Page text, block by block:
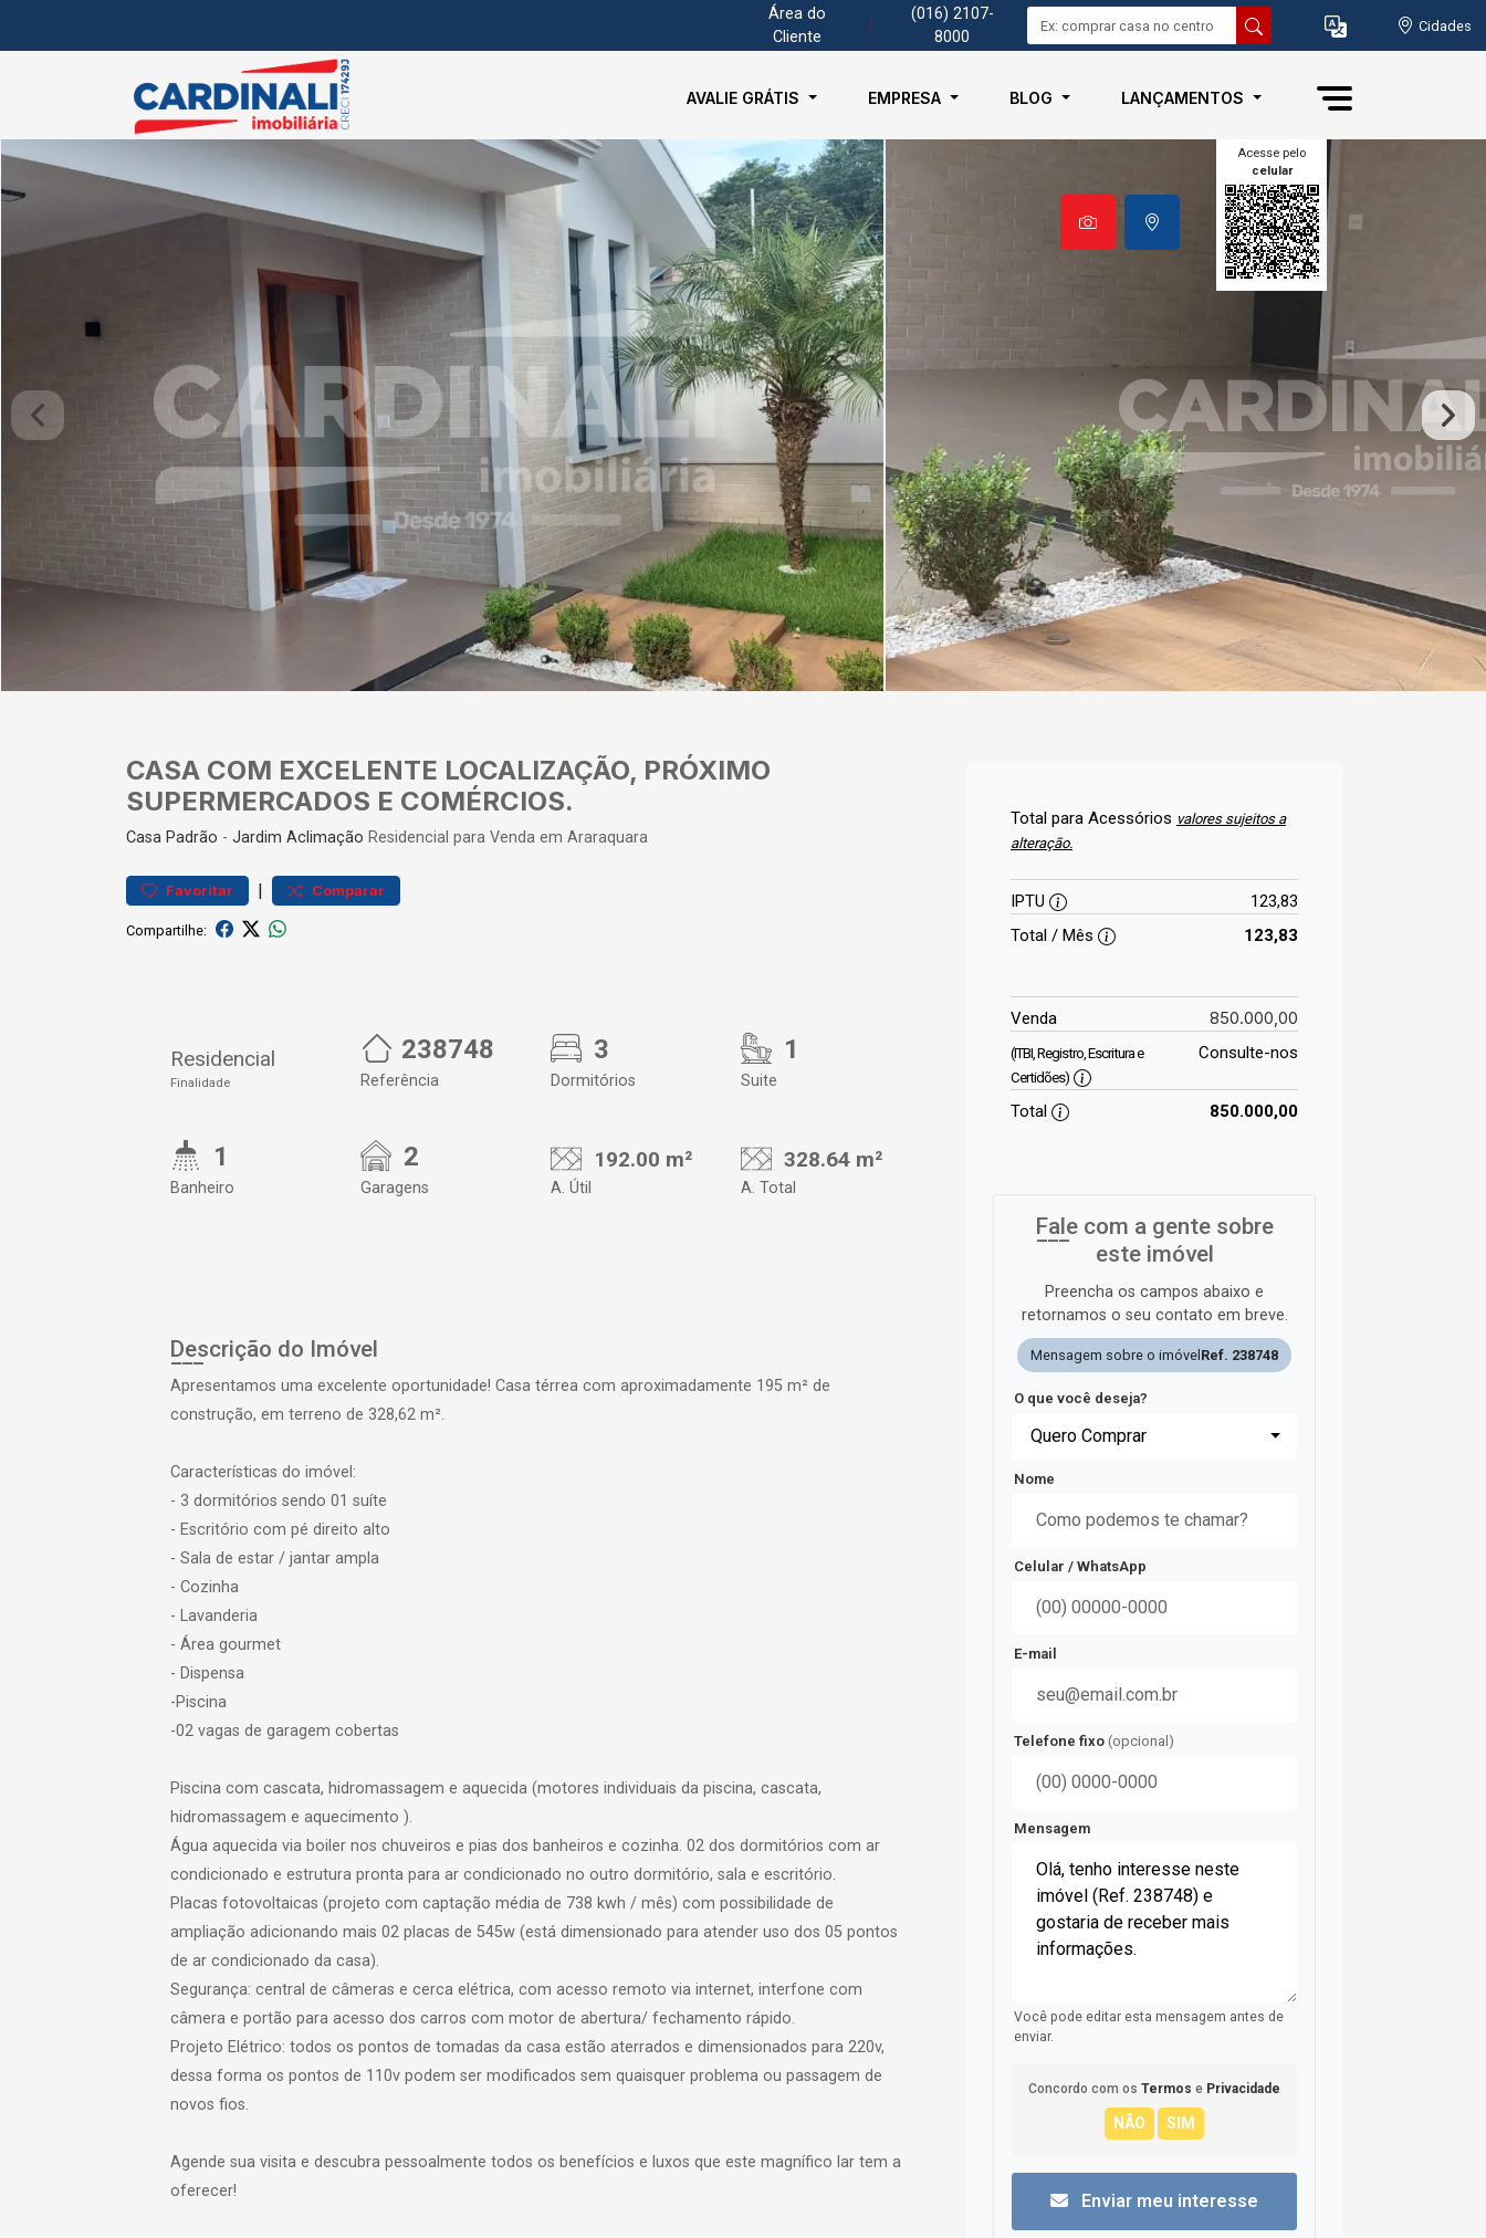
Área do
Cliente
(016) 2107-
8000
Cidades
AVALIE GRÁTIS EMPRESA BLOG LANÇAMENTOS
Acesse pelo
celular
CASA COM EXCELENTE LOCALIZAÇÃO, PRÓXIMO
SUPERMERCADOS E COMÉRCIOS.
Casa Padrão - Jardim Aclimação Residencial para Venda em Araraquara
Favoritar | Comparar
Compartilhe:
Residencial
Finalidade
238748
Referência
3
Dormitórios
1
Suite
1
Banheiro
2
Garagens
192.00 m²
A. Útil
328.64 m²
A. Total
Descrição do Imóvel
Apresentamos uma excelente oportunidade! Casa térrea com aproximadamente 195 m² de
construção, em terreno de 328,62 m².
Características do imóvel:
- 3 dormitórios sendo 01 suíte
- Escritório com pé direito alto
- Sala de estar / jantar ampla
- Cozinha
- Lavanderia
- Área gourmet
- Dispensa
-Piscina
-02 vagas de garagem cobertas
Piscina com cascata, hidromassagem e aquecida (motores individuais da piscina, cascata,
hidromassagem e aquecimento ).
Água aquecida via boiler nos chuveiros e pias dos banheiros e cozinha. 02 dos dormitórios com ar
condicionado e estrutura pronta para ar condicionado no outro dormitório, sala e escritório.
Placas fotovoltaicas (projeto com captação média de 738 kwh / mês) com possibilidade de
ampliação adicionando mais 02 placas de 545w (está dimensionado para atender uso dos 05 pontos
de ar condicionado da casa).
Segurança: central de câmeras e cerca elétrica, com acesso remoto via internet, interfone com
câmera e portão para acesso dos carros com motor de abertura/ fechamento rápido.
Projeto Elétrico: todos os pontos de tomadas da casa estão aterrados e dimensionados para 220v,
dessa forma os pontos de 110v podem ser modificados sem quaisquer problema ou passagem de
novos fios.
Agende sua visita e descubra pessoalmente todos os benefícios e luxos que este magnífico lar tem a
oferecer!
Total para Acessórios valores sujeitos a
alteração.
IPTU
123,83
Total / Mês
123,83
Venda 850.000,00
(ITBI, Registro, Escritura e
Certidões)
Consulte-nos
Total 850.000,00
Fale com a gente sobre
este imóvel
Preencha os campos abaixo e
retornamos o seu contato em breve.
Mensagem sobre o imóvel Ref. 238748
O que você deseja?
Quero Comprar
Nome
Celular / WhatsApp
E-mail
Telefone fixo (opcional)
Mensagem
Você pode editar esta mensagem antes de
enviar.
Concordo com os Termos e Privacidade
Enviar meu interesse